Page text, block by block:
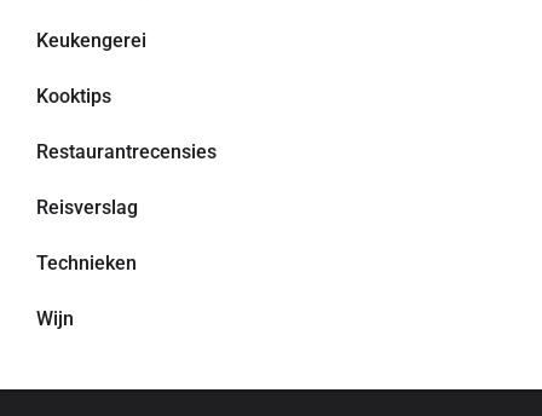
Keukengerei
Kooktips
Restaurantrecensies
Reisverslag
Technieken
Wijn